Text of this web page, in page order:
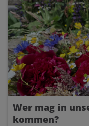
Wer mag in
kommen?